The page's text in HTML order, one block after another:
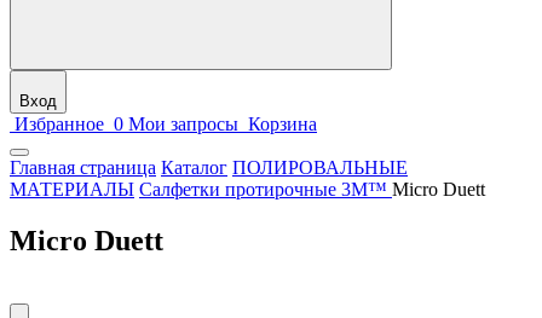
Вход
Избранное 0 Мои запросы Корзина
Главная страница Каталог ПОЛИРОВАЛЬНЫЕ
МАТЕРИАЛЫ Салфетки протирочные 3M™ Micro Duett
Micro Duett